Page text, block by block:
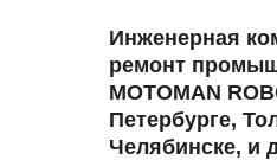
Инженерная
ремонт
MOTOMAN
Петербурге,
Челябинске, и